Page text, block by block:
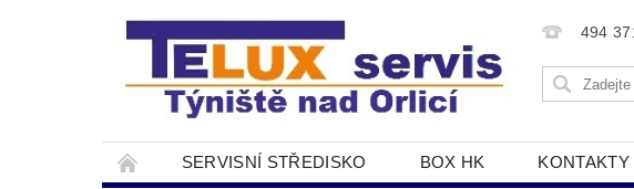
494
SERVISNÍ STŘEDISKO BOX HK KONTAKTY